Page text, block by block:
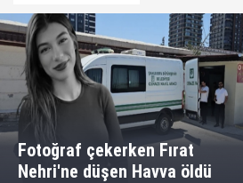
Fotoğraf çekerken Fırat
Nehri'ne düşen Havva öldü